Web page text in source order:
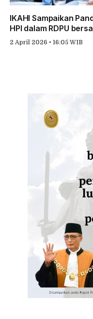
IKAHI Sampaikan
HPI dalam RDPU
2 April 2026 • 16:05 WIB